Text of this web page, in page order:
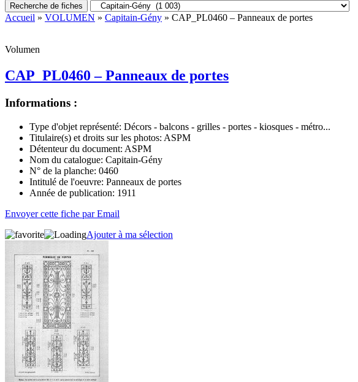
Recherche de fiches
Accueil » VOLUMEN » Capitain-Gény » CAP_PL0460 – Panneaux de portes
Volumen
CAP_PL0460 – Panneaux de portes
Informations :
Type d'objet représenté: Décors - balcons - grilles - portes - kiosques - métro...
Titulaire(s) et droits sur les photos: ASPM
Détenteur du document: ASPM
Nom du catalogue: Capitain-Gény
N° de la planche: 0460
Intitulé de l'oeuvre: Panneaux de portes
Année de publication: 1911
Envoyer cette fiche par Email
Ajouter à ma sélection